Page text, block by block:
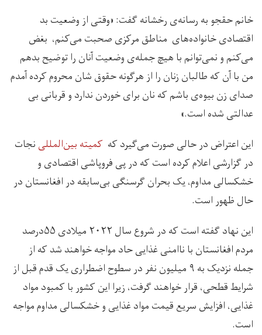
خانم حقجو به رسانه‌ی رخشانه گفت: «وقتی از وضعیت بد
اقتصادی خانواده‌های مناطق مرکزی صحبت می‌کنم، بغض
می‌کنم و نمی‌توانم با هیچ جمله‌‌ی وضعیت آنان را توضیح بدهم
من با آن که طالبان زنان را از هرگونه حقوق شان محروم کرده آمدم
صدای زن بیوه‌ی باشم که نان برای خوردن ندارد و قربانی بی
عدالتی شده است.»
این اعتراض در حالی صورت می‌گیرد که کمیته بین‌المللینجات
در گزارشی اعلام کرده است که در پی فروپاشی اقتصادی و
خشکسالی مداوم، یک بحران گرسنگی بی‌سابقه در افغانستان در
حال ظهور است.
این نهاد گفته است که در شروع سال ۲۰۲۲ میلادی ۵۵درصد
مردم افغانستان با ناامنی غذایی حاد مواجه خواهند شد که از
جمله نزدیک به ۹ میلیون نفر در سطوح اضطراری یک قدم قبل از
شرایط قطحی، قرار خواهند گرفت، زیرا این کشور با کمبود مواد
غذایی، افزایش سریع قیمت مواد غذایی و خشکسالی مداوم مواجه
است.